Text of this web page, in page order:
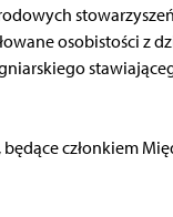
osobistości z
członkiem